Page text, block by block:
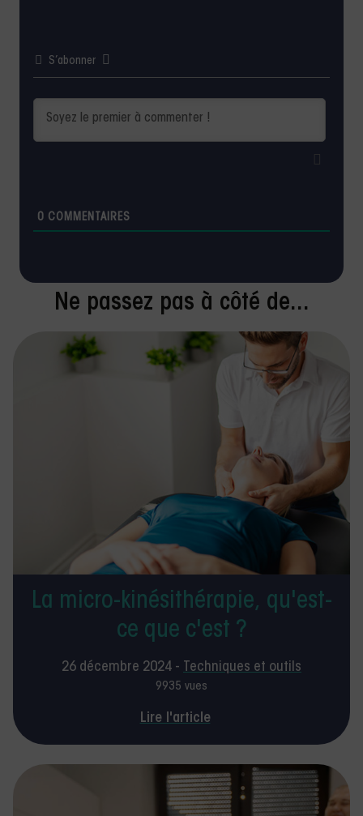
S’abonner
0 COMMENTAIRES
Ne passez pas à côté de...
La micro-kinésithérapie, qu'est-
ce que c'est ?
26 décembre 2024 - Techniques et outils
9935 vues
Lire l'article